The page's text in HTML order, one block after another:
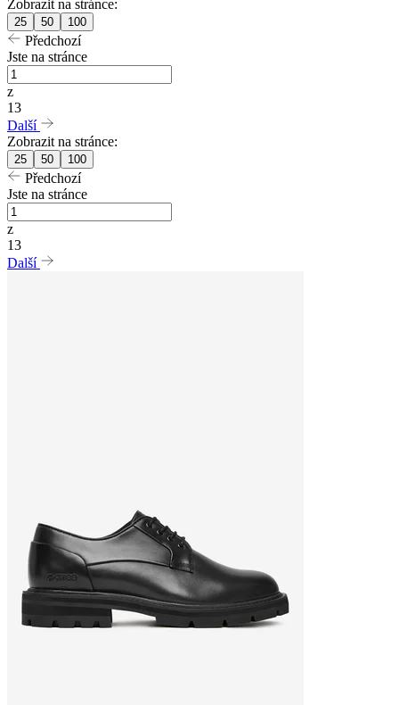
Zobrazit na stránce:
25 50 100
Předchozí
Jste na stránce
z
13
Další
Zobrazit na stránce:
25 50 100
Předchozí
Jste na stránce
z
13
Další